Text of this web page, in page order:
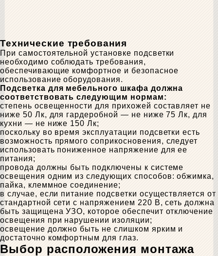
Технические требования
При самостоятельной установке подсветки
необходимо соблюдать требования,
обеспечивающие комфортное и безопасное
использование оборудования.
Подсветка для мебельного шкафа должна
соответствовать следующим нормам:
степень освещенности для прихожей составляет не
ниже 50 Лк, для гардеробной — не ниже 75 Лк, для
кухни — не ниже 150 Лк;
поскольку во время эксплуатации подсветки есть
возможность прямого соприкосновения, следует
использовать пониженное напряжение для ее
питания;
провода должны быть подключены к системе
освещения одним из следующих способов: обжимка,
пайка, клеммное соединение;
в случае, если питание подсветки осуществляется от
стандартной сети с напряжением 220 В, сеть должна
быть защищена УЗО, которое обеспечит отключение
освещения при нарушении изоляции;
освещение должно быть не слишком ярким и
достаточно комфортным для глаз.
Выбор расположения монтажа